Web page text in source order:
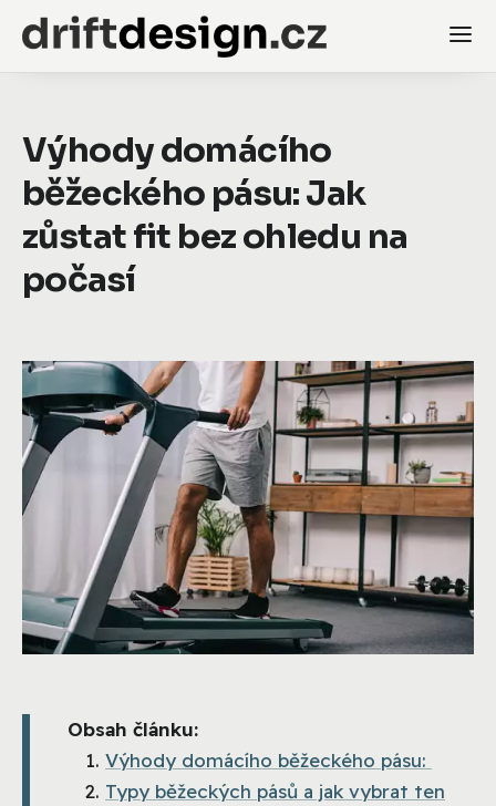
Výhody domácího
běžeckého pásu: Jak
zůstat fit bez ohledu na
počasí
Obsah článku:
Výhody domácího běžeckého pásu:
Typy běžeckých pásů a jak vybrat ten